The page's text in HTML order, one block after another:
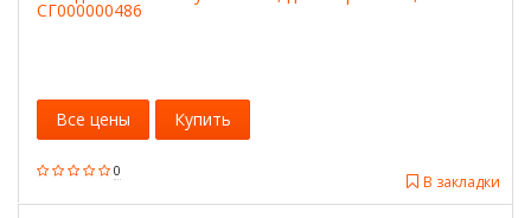
СГ000000486
0
В закладки
Все цены Купить